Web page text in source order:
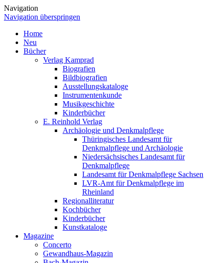
Navigation
Navigation überspringen
Home
Neu
Bücher
Verlag Kamprad
Biografien
Bildbiografien
Ausstellungskataloge
Instrumentenkunde
Musikgeschichte
Kinderbücher
E. Reinhold Verlag
Archäologie und Denkmalpflege
Thüringisches Landesamt für
Denkmalpflege und Archäologie
Niedersächsisches Landesamt für
Denkmalpflege
Landesamt für Denkmalpflege Sachsen
LVR-Amt für Denkmalpflege im
Rheinland
Regionalliteratur
Kochbücher
Kinderbücher
Kunstkataloge
Magazine
Concerto
Gewandhaus-Magazin